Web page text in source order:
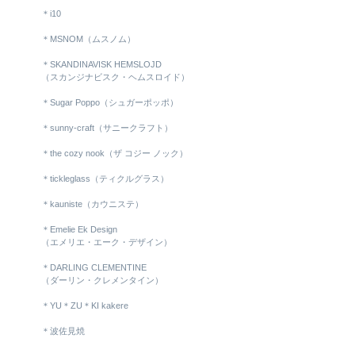
＊i10
＊MSNOM（ムスノム）
＊SKANDINAVISK HEMSLOJD
（スカンジナビスク・ヘムスロイド）
＊Sugar Poppo（シュガーポッポ）
＊sunny-craft（サニークラフト）
＊the cozy nook（ザ コジー ノック）
＊tickleglass（ティクルグラス）
＊kauniste（カウニステ）
＊Emelie Ek Design
（エメリエ・エーク・デザイン）
＊DARLING CLEMENTINE
（ダーリン・クレメンタイン）
＊YU＊ZU＊KI kakere
＊波佐見焼